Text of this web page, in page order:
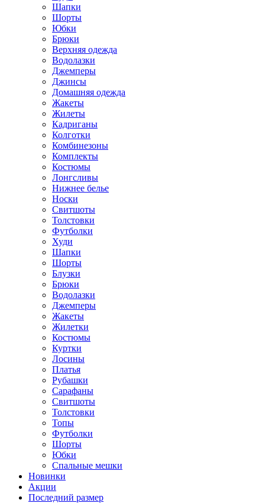
Шапки
Шорты
Юбки
Брюки
Верхняя одежда
Водолазки
Джемперы
Джинсы
Домашняя одежда
Жакеты
Жилеты
Кадриганы
Колготки
Комбинезоны
Комплекты
Костюмы
Лонгсливы
Нижнее белье
Носки
Свитшоты
Толстовки
Футболки
Худи
Шапки
Шорты
Блузки
Брюки
Водолазки
Джемперы
Жакеты
Жилетки
Костюмы
Куртки
Лосины
Платья
Рубашки
Сарафаны
Свитшоты
Толстовки
Топы
Футболки
Шорты
Юбки
Спальные мешки
Новинки
Акции
Последний размер